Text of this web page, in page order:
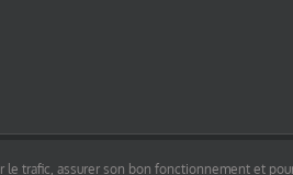
trafic, assurer son bon fonctionnement et